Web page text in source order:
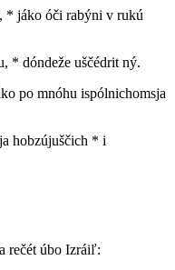
* jáko óči rabýni v rukú
* dóndeže uščédrit ný.
po mnóhu ispólnichomsja
hobzújuščich * i
rečét úbo Izráiľ: